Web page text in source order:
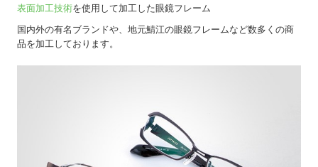
2026年 営業カレンダー
表面加工技術を使用して加工した眼鏡フレーム
国内外の有名ブランドや、地元鯖江の眼鏡フレームなど数多くの商
品を加工しております。